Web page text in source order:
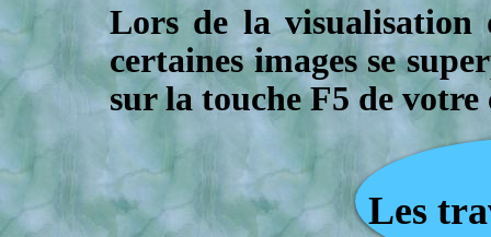
Lors de la visualisation
certaines images se
sur la touche F5 de
Les